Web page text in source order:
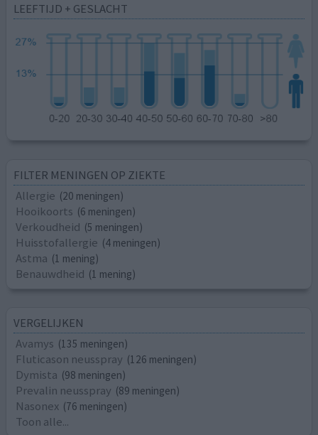
LEEFTIJD + GESLACHT
FILTER MENINGEN OP ZIEKTE
Allergie (20 meningen)
Hooikoorts (6 meningen)
Verkoudheid (5 meningen)
Huisstofallergie (4 meningen)
Astma (1 mening)
Benauwdheid (1 mening)
VERGELIJKEN
Avamys (135 meningen)
Fluticason neusspray (126 meningen)
Dymista (98 meningen)
Prevalin neusspray (89 meningen)
Nasonex (76 meningen)
Toon alle...